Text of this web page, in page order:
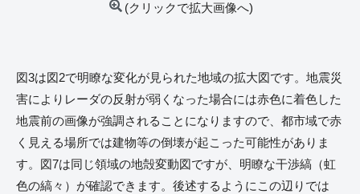
(クリックで拡大画像へ)
図3は図2で明瞭な変化が見られた地域の拡大図です。地震災
害によりレーダの反射が弱くなった場合には赤色に着色した
地震前の画像が強調されることになりますので、都市域で赤
く見える場所では建物等の倒壊が起こった可能性がありま
す。図7は同じ領域の地殻変動図ですが、明瞭な干渉縞（虹
色の縞々）が確認できます。後述するようにこの辺りでは